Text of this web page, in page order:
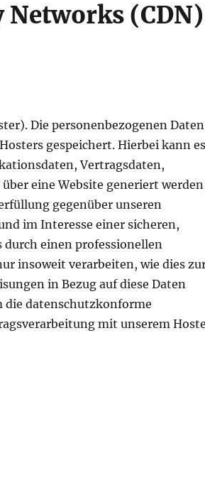
(CDN)
Die personenbezogenen
gespeichert. Hierbei kann
Vertragsdaten,
eine Website generiert
gegenüber unseren
im Interesse einer sicheren,
einen professionellen
insoweit verarbeiten, wie dies
in Bezug auf diese Daten
die datenschutzkonforme
mit unserem